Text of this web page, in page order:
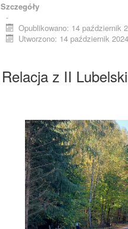
Szczegóły
-
Opublikowano: 14 październik
Utworzono: 14 październik 2024
Relacja z II